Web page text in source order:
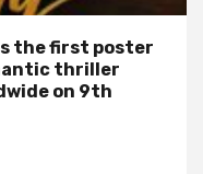
the first poster
thriller
on 9th